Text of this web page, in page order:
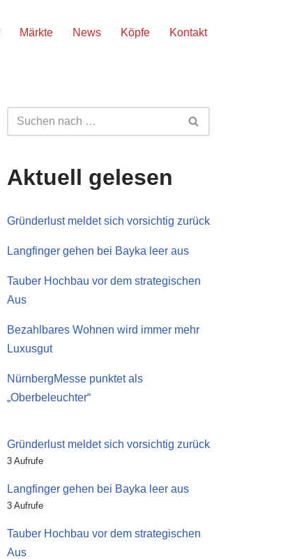
Märkte News Köpfe Kontakt
Aktuell gelesen
Gründerlust meldet sich vorsichtig zurück
Langfinger gehen bei Bayka leer aus
Tauber Hochbau vor dem strategischen
Aus
Bezahlbares Wohnen wird immer mehr
Luxusgut
NürnbergMesse punktet als
„Oberbeleuchter“
Gründerlust meldet sich vorsichtig zurück
3 Aufrufe
Langfinger gehen bei Bayka leer aus
3 Aufrufe
Tauber Hochbau vor dem strategischen
Aus